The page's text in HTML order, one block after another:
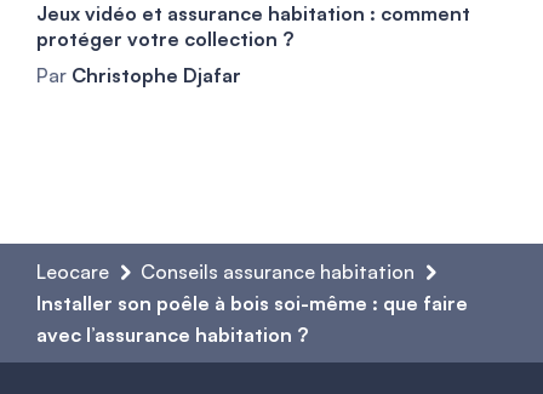
Leocare
Conseils assurance habitation
Installer son poêle à bois soi-même : que faire
avec l’assurance habitation ?
Jeux vidéo et assurance habitation : comment
protéger votre collection ?
Par Christophe Djafar